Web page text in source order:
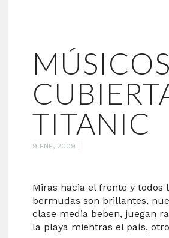
TITANIC
9 ENE, 2009
Miras hacia el frente y todos
bermudas son brillantes,
clase media beben, juegan
la playa mientras el país,